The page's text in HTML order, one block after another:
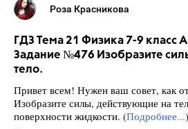
Роза Красникова
ГДЗ Тема 21 Физика 7-9 класс
Задание №476 Изобразите
тело.
Привет всем! Нужен ваш совет, как
Изобразите силы, действующие на
поверхности жидкости. (Подробнее...)